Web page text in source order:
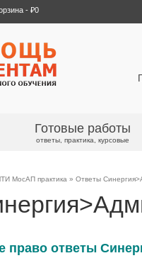
- ₽0
Готовые работы
ответы, практика, курсовые
МосАП практика » Ответы
право ответы